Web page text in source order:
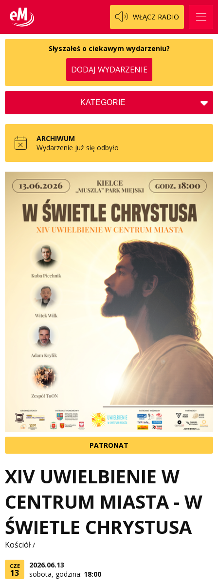
WŁĄCZ RADIO
Słyszałeś o ciekawym wydarzeniu?
DODAJ WYDARZENIE
KATEGORIE
Koncerty
Kultura
Charytatywne
Społeczne
Zdrowie
ARCHIWUM
Wydarzenie już się odbyło
PATRONAT
XIV UWIELBIENIE W
CENTRUM MIASTA - W
ŚWIETLE CHRYSTUSA
Kościół /
CZE
13
2026.06.13
sobota, godzina: 18:00